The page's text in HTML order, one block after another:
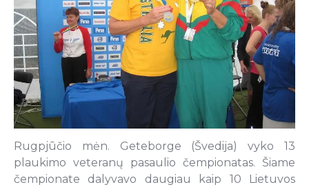
Rugpjūčio mėn. Geteborge (Švedija) vyko 13
plaukimo veteranų pasaulio čempionatas. Šiame
čempionate dalyvavo daugiau kaip 10 Lietuvos